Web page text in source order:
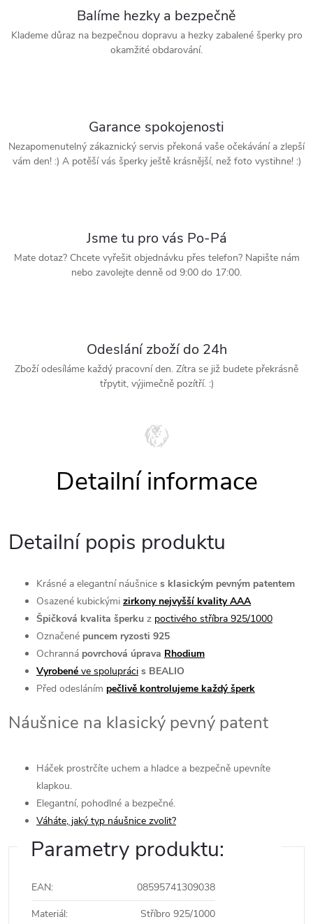
Balíme hezky a bezpečně
Klademe důraz na bezpečnou dopravu a hezky zabalené šperky pro
okamžité obdarování.
Garance spokojenosti
Nezapomenutelný zákaznický servis překoná vaše očekávání a zlepší
vám den! :) A potěší vás šperky ještě krásnější, než foto vystihne! :)
Jsme tu pro vás Po-Pá
Mate dotaz? Chcete vyřešit objednávku přes telefon? Napište nám
nebo zavolejte denně od 9:00 do 17:00.
Odeslání zboží do 24h
Zboží odesíláme každý pracovní den. Zítra se již budete překrásně
třpytit, výjimečně pozítří. :)
Detailní popis produktu
Krásné a elegantní náušnice s klasickým pevným patentem
Osazené kubickými zirkony nejvyšší kvality AAA
Špičková kvalita šperku z poctivého stříbra 925/1000
Označené puncem ryzosti 925
Ochranná povrchová úprava Rhodium
Vyrobené ve spolupráci s BEALIO
Před odesláním pečlivě kontrolujeme každý šperk
Náušnice na klasický pevný patent
Háček prostrčíte uchem a hladce a bezpečně upevníte
klapkou.
Elegantní, pohodlné a bezpečné.
Váháte, jaký typ náušnice zvolit?
Parametry produktu:
EAN:
08595741309038
Materiál: Stříbro 925/1000